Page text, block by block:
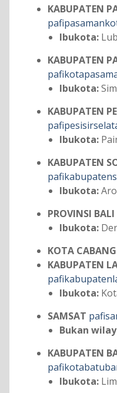
KABUPATEN
Ibukota:
KABUPATEN
Ibukota:
KABUPATEN
Ibukota:
KABUPATEN
Ibukota:
PROVINSI BALI
Ibukota:
KOTA CABANG
KABUPATEN
Ibukota:
SAMSAT
Bukan
KABUPATEN
Ibukota: